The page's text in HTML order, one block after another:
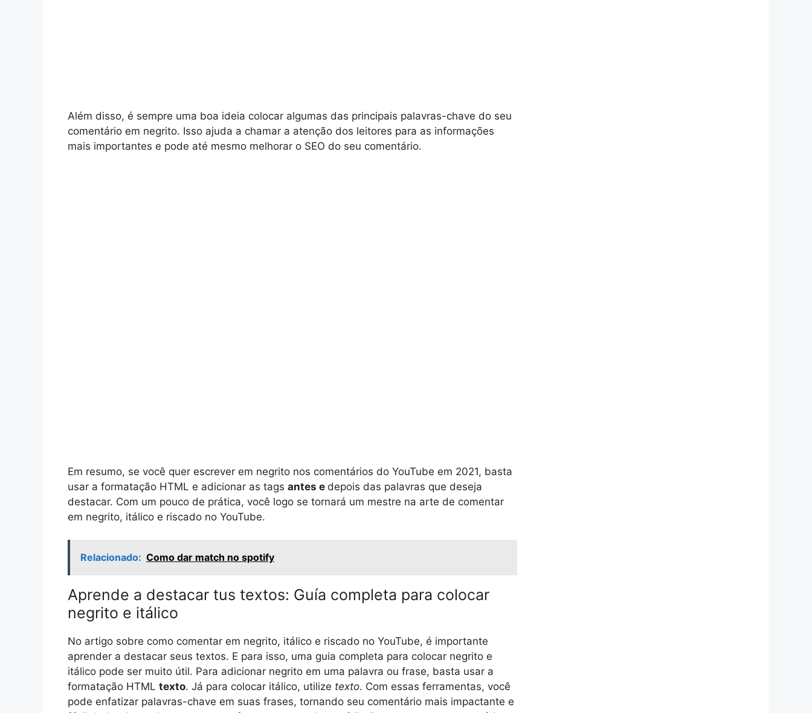
Além disso, é sempre uma boa ideia colocar algumas das principais palavras-chave do seu
comentário em negrito. Isso ajuda a chamar a atenção dos leitores para as informações
mais importantes e pode até mesmo melhorar o SEO do seu comentário.
Em resumo, se você quer escrever em negrito nos comentários do YouTube em 2021, basta
usar a formatação HTML e adicionar as tags antes e depois das palavras que deseja
destacar. Com um pouco de prática, você logo se tornará um mestre na arte de comentar
em negrito, itálico e riscado no YouTube.
Relacionado: Como dar match no spotify
Aprende a destacar tus textos: Guía completa para colocar
negrito e itálico
No artigo sobre como comentar em negrito, itálico e riscado no YouTube, é importante
aprender a destacar seus textos. E para isso, uma guia completa para colocar negrito e
itálico pode ser muito útil. Para adicionar negrito em uma palavra ou frase, basta usar a
formatação HTML texto. Já para colocar itálico, utilize texto. Com essas ferramentas, você
pode enfatizar palavras-chave em suas frases, tornando seu comentário mais impactante e